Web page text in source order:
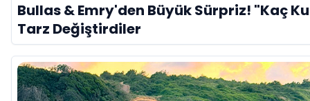
Bullas & Emry'den Büyük Sürpriz! "Kaç
Tarz Değiştirdiler